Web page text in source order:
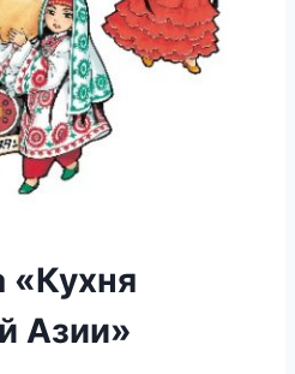
«Кухня
Азии»